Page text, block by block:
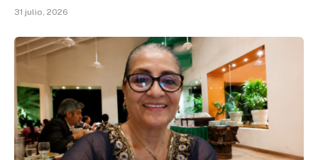
31 julio, 2026